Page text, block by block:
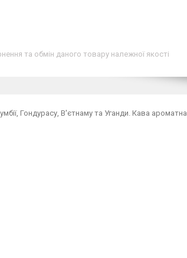
та обмін даного товару належної якості
Гондурасу, В'єтнаму та Уганди. Кава ароматна,